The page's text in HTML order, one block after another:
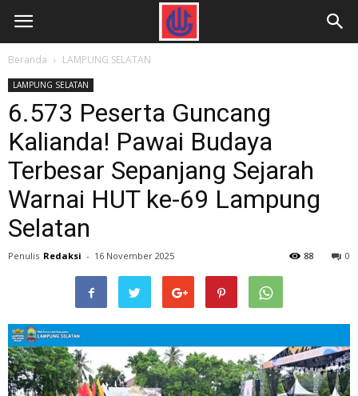
Beranda LAMPUNG SELATAN
LAMPUNG SELATAN
6.573 Peserta Guncang
Kalianda! Pawai Budaya
Terbesar Sepanjang Sejarah
Warnai HUT ke-69 Lampung
Selatan
Penulis Redaksi - 16 November 2025 0
88